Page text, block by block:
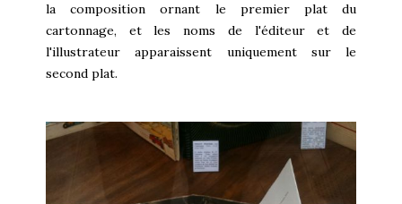
la composition ornant le premier plat du
cartonnage, et les noms de l'éditeur et de
l'illustrateur apparaissent uniquement sur le
second plat.